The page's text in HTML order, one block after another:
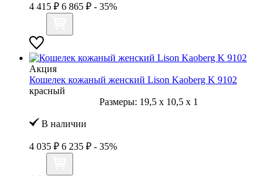
4 415 ₽ 6 865 ₽ - 35%
Акция
Кошелек кожаный женский Lison Kaoberg K 9102
красный
Размеры: 19,5 x 10,5 x 1
В наличии
4 035 ₽ 6 235 ₽ - 35%